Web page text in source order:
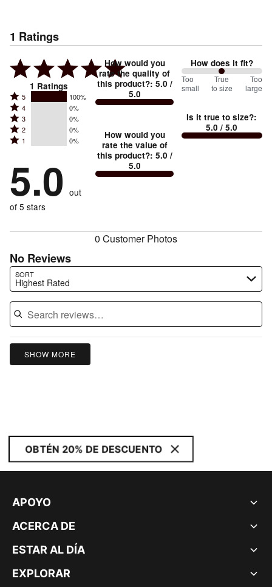
1 Ratings
1 Ratings
Rated
5
stars
by
of
reviewers
5 100%
Rated
4
stars
by
of
reviewers
4 0%
Rated
3
stars
0%
of
reviewers
3 0%
Rated
2
by
0%
of
reviewers
2 0%
Rated
stars
by
0%
of
1 0%
5.0 out
of 5 stars
How would you
rate the quality of
this product?: 5.0 /
5.0
How would you
rate the value of
this product?: 5.0 /
5.0
How does it fit?
100
between
small
and
Too
small
True
to size
Too
large
Is it true to size?:
5.0 / 5.0
0 Customer Photos
No Reviews
SORT
Highest Rated
Search reviews…
SHOW MORE
OBTÉN 20% DE DESCUENTO
APOYO
ACERCA DE
ESTAR AL DÍA
EXPLORAR